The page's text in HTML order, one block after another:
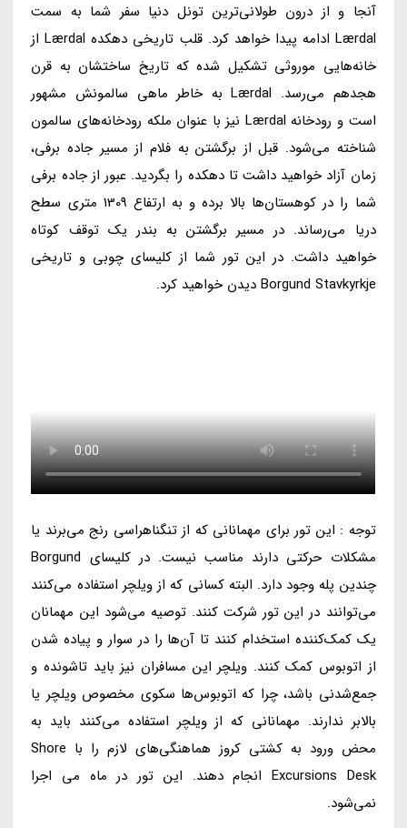
آنجا و از درون طولانی‌ترین تونل دنیا سفر شما به سمت
Lærdal ادامه پیدا خواهد کرد. قلب تاریخی دهکده Lærdal از
خانه‌هایی موروثی تشکیل شده که تاریخ ساختشان به قرن
هجدهم می‌رسد. Lærdal به خاطر ماهی سالمونش مشهور
است و رودخانه Lærdal نیز با عنوان ملکه رودخانه‌های سالمون
شناخته می‌شود. قبل از برگشتن به فلام از مسیر جاده برفی،
زمان آزاد خواهید داشت تا دهکده را بگردید. عبور از جاده برفی
شما را در کوهستان‌ها بالا برده و به ارتفاع 1309 متری سطح
دریا می‌رساند. در مسیر برگشتن به بندر یک توقف کوتاه
خواهید داشت. در این تور شما از کلیسای چوبی و تاریخی
Borgund Stavkyrkje دیدن خواهید کرد.
توجه : این تور برای مهمانانی که از تنگناهراسی رنج می‌برند یا
مشکلات حرکتی دارند مناسب نیست. در کلیسای Borgund
چندین پله وجود دارد. البته کسانی که از ویلچر استفاده می‌کنند
می‌توانند در این تور شرکت کنند. توصیه می‌شود این مهمانان
یک کمک‌کننده استخدام کنند تا آن‌ها را در سوار و پیاده شدن
از اتوبوس کمک کنند. ویلچر این مسافران نیز باید تاشونده و
جمع‌شدنی باشد، چرا که اتوبوس‌ها سکوی مخصوص ویلچر یا
بالابر ندارند. مهمانانی که از ویلچر استفاده می‌کنند باید به
محض ورود به کشتی کروز هماهنگی‌های لازم را با Shore
Excursions Desk انجام دهند. این تور در ماه می اجرا
نمی‌شود.